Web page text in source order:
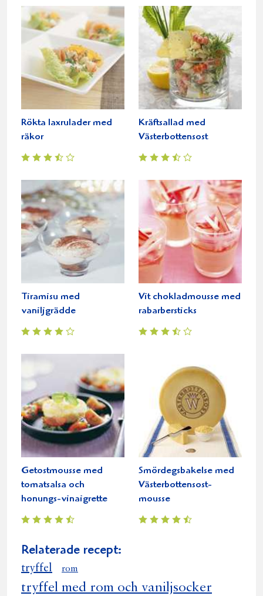
Rökta laxrulader med
räkor
Kräftsallad med
Västerbottensost
Tiramisu med
vaniljgrädde
Vit chokladmousse med
rabarbersticks
Getostmousse med
tomatsalsa och
honungs-vinaigrette
Smördegsbakelse med
Västerbottensost-
mousse
Relaterade recept:
tryffel rom
tryffel med rom och vaniljsocker